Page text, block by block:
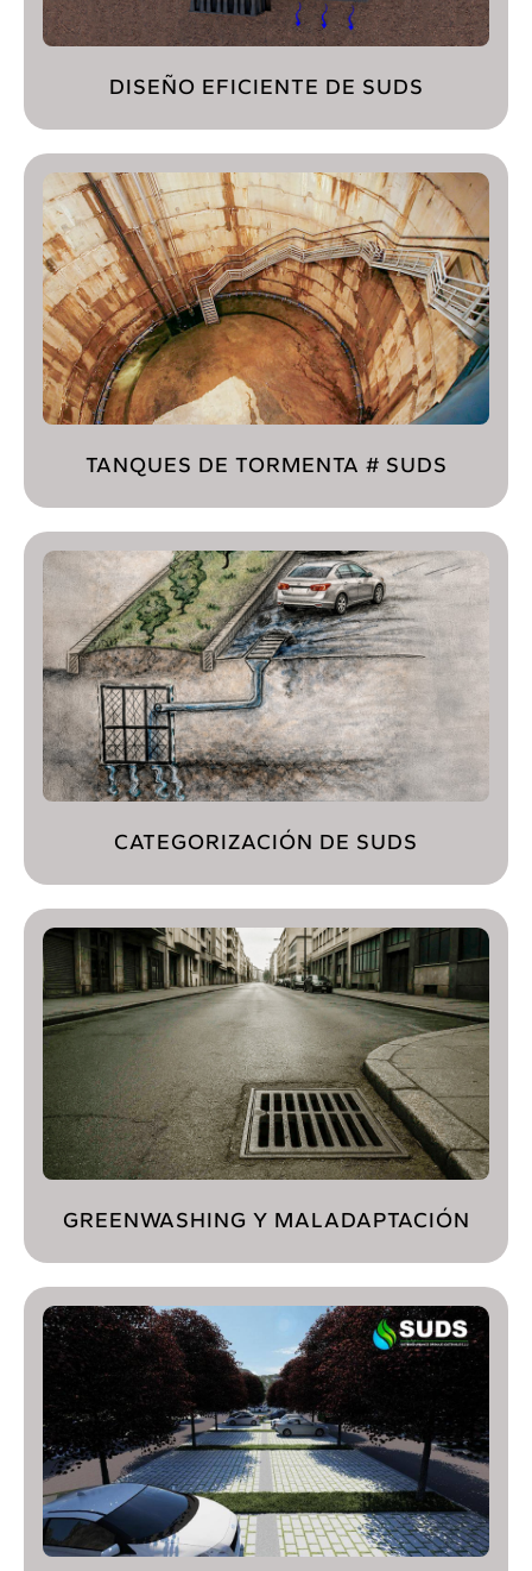
DISEÑO EFICIENTE DE SUDS
TANQUES DE TORMENTA # SUDS
CATEGORIZACIÓN DE SUDS
GREENWASHING Y MALADAPTACIÓN